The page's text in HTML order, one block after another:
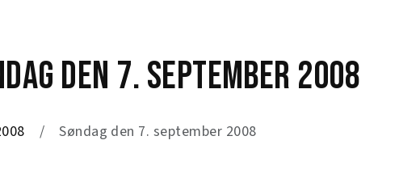
DEN 7. SEPTEMBER 2008
Søndag den 7. september 2008